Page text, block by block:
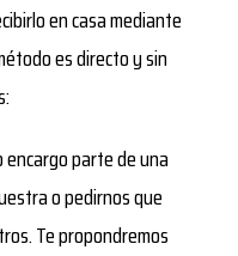
en casa mediante
es directo y sin
encargo parte de una
o pedirnos que
Te propondremos